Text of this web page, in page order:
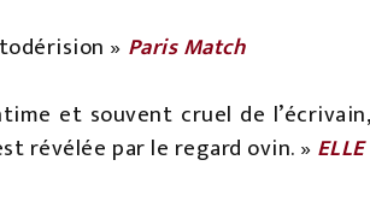
» Paris Match
et souvent cruel de
révélée par le regard ovin. » ELLE